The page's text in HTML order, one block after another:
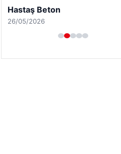
Hastaş Beton
26/05/2026